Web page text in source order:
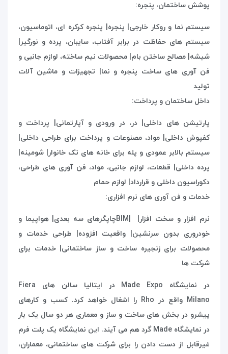
پوشش ساختمان، پنجره:
سیستم نما و روکار خارجی| پنجره| پنجره کرکره ای، اتوماسیون،
سیستم های حفاظت در برابر آفتاب، سایبان، پرده و نورگیر|
شیشه| مصالح ساختن بام| محصولات نیم ساخته، لوازم جانبی و
فن آوری های ساخت پنجره و نما| تجهیزات و ماشین آلات
تولید
داخل ساختمان و پرداخت:
پارتیشن های داخلی| در، در ورودی و آپارتمانی| پرداخت و
کفپوش داخلی| مواد، مصنوعات و پرداخت برای طراحی داخلی|
سیستم بالابر عمودی و پله برای خانه های تک خانوار| شومینه|
پرده داخلی| قطعات، لوازم جانبی، مواد، فن آوری های طراحی،
دکوراسیون داخلی و قرارداد| لوازم حمام
خدمات و فن آوری های نرم افزاری:
نرم افزار و سخت افزار| BIM|چاپگرهای سه بعدی| هواپیما و
خودروری بدون سرنشین| واقعیت افزوده| طراحی خدمات و
محصولات برای زنجیره ساخت و ساز ساختمانی| خدمات برای
شرکت ها
در نمایشگاه Made Expo در ایتالیا سالن های Fiera
Milano واقع در Rho را اشغال خواهد کرد. کسب و کارهای
پیشرو در بخش های ساخت و ساز و معماری هر دو سال یک بار
در نمایشگاه Made گرد هم می آیند. این نمایشگاه یک پلت فرم
غیرقابل از دست دادن را برای شرکت های ساختمانی، معماران،